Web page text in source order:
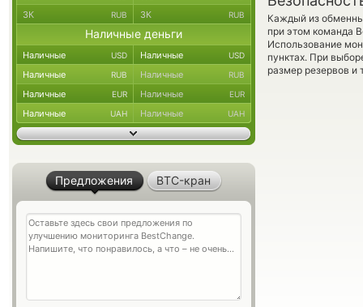
Каждый из
при этом команда
Использование
пунктах. При
размер резервов и
ЗК RUB ЗК RUB
Наличные деньги
Наличные USD Наличные USD
Наличные RUB Наличные RUB
Наличные EUR Наличные EUR
Наличные UAH Наличные UAH
Предложения BTC-кран